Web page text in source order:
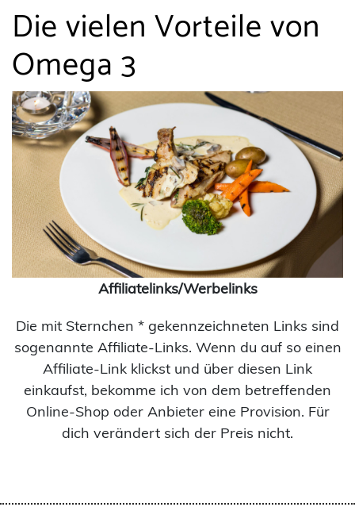
Die vielen Vorteile von
Omega 3
Affiliatelinks/Werbelinks
Die mit Sternchen * gekennzeichneten Links sind
sogenannte Affiliate-Links. Wenn du auf so einen
Affiliate-Link klickst und über diesen Link
einkaufst, bekomme ich von dem betreffenden
Online-Shop oder Anbieter eine Provision. Für
dich verändert sich der Preis nicht.